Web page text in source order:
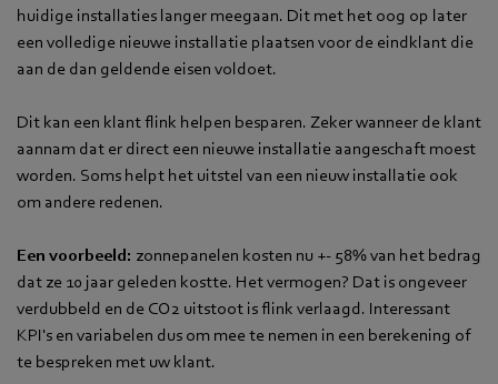
huidige installaties langer meegaan. Dit met het oog op later
een volledige nieuwe installatie plaatsen voor de eindklant die
aan de dan geldende eisen voldoet.
Dit kan een klant flink helpen besparen. Zeker wanneer de klant
aannam dat er direct een nieuwe installatie aangeschaft moest
worden. Soms helpt het uitstel van een nieuw installatie ook
om andere redenen.
Een voorbeeld: zonnepanelen kosten nu +- 58% van het bedrag
dat ze 10 jaar geleden kostte. Het vermogen? Dat is ongeveer
verdubbeld en de CO2 uitstoot is flink verlaagd. Interessant
KPI's en variabelen dus om mee te nemen in een berekening of
te bespreken met uw klant.